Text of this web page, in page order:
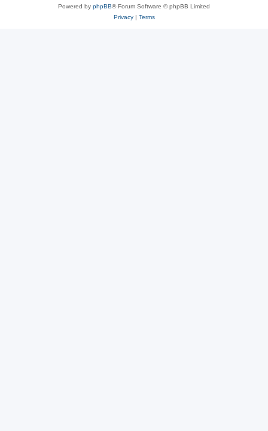
Powered by phpBB® Forum Software © phpBB Limited
Privacy| Terms